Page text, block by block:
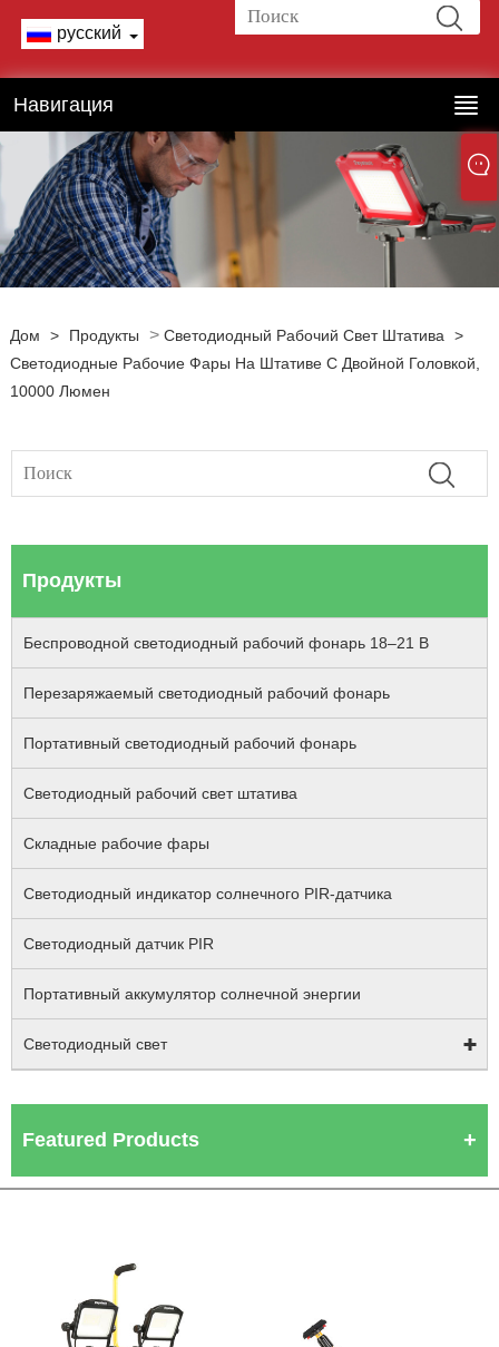
русский
Навигация
Дом > Продукты > Светодиодный Рабочий Свет Штатива
>
Светодиодные Рабочие Фары На Штативе С Двойной Головкой,
10000 Люмен
Продукты
Беспроводной светодиодный рабочий фонарь 18–21 В
Перезаряжаемый светодиодный рабочий фонарь
Портативный светодиодный рабочий фонарь
Светодиодный рабочий свет штатива
Складные рабочие фары
Светодиодный индикатор солнечного PIR-датчика
Светодиодный датчик PIR
Портативный аккумулятор солнечной энергии
Светодиодный свет
Featured Products